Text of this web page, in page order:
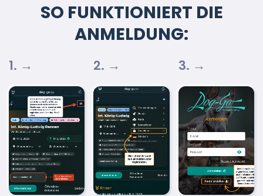
SO FUNKTIONIERT DIE
ANMELDUNG:
1. → 2. → 3. →